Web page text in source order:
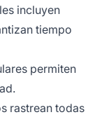
incluyen
tiempo
permiten
rastrean todas